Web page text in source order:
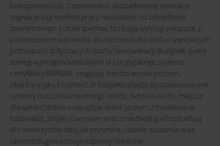
funkcjonalnością. Odpowiednio ukształtowane elewacje
zagwarantują komfort pracy niezależnie od oświetlenia
zewnętrznego. Lokale spełniać też będą wymogi związane z
polepszeniem warunków akustycznych dla osób o specjalnych
potrzebach dotyczących słuchu i komunikacji. Budynek spełni
szereg wymogów właściwych dla brytyjskiego systemu
certyfikacji BRREAM, osiągając bardzo wysoki poziom,
określany jako Excellent. W budynku znajdą się zaawansowane
systemy oszczędzania energii i wody, zielone dachy, miejsca
dla samochodów o napędzie elektrycznym z możliwością
ładowania, stojaki rowerowe wraz z niezbędną infrastrukturą
dla rowerzystów taką jak prysznice, szatnia, suszarnia oraz
samoobsługowa stacja naprawy rowerów.